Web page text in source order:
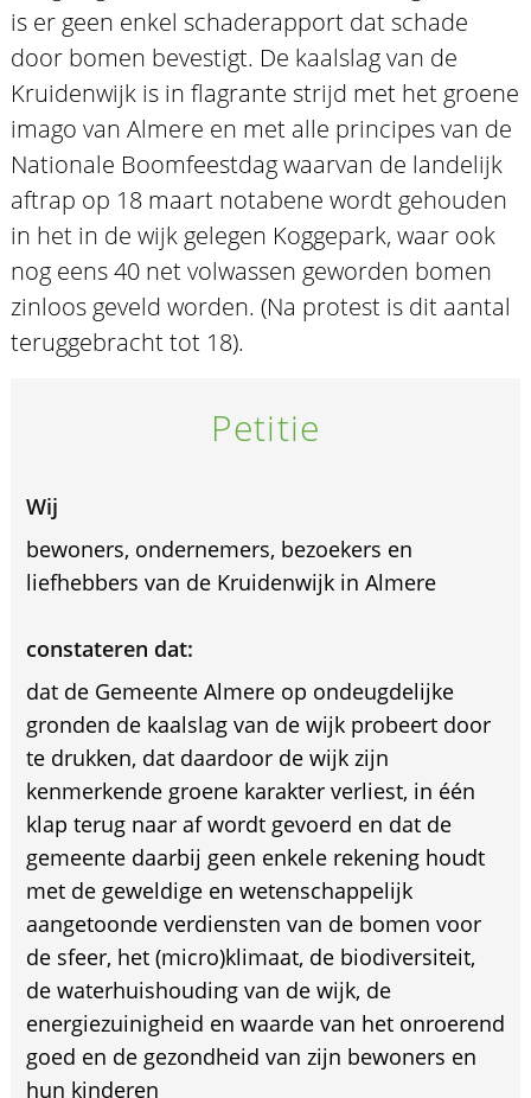
is er geen enkel schaderapport dat schade
door bomen bevestigt. De kaalslag van de
Kruidenwijk is in flagrante strijd met het groene
imago van Almere en met alle principes van de
Nationale Boomfeestdag waarvan de landelijk
aftrap op 18 maart notabene wordt gehouden
in het in de wijk gelegen Koggepark, waar ook
nog eens 40 net volwassen geworden bomen
zinloos geveld worden. (Na protest is dit aantal
teruggebracht tot 18).
Petitie
Wij
bewoners, ondernemers, bezoekers en
liefhebbers van de Kruidenwijk in Almere
constateren dat:
dat de Gemeente Almere op ondeugdelijke
gronden de kaalslag van de wijk probeert door
te drukken, dat daardoor de wijk zijn
kenmerkende groene karakter verliest, in één
klap terug naar af wordt gevoerd en dat de
gemeente daarbij geen enkele rekening houdt
met de geweldige en wetenschappelijk
aangetoonde verdiensten van de bomen voor
de sfeer, het (micro)klimaat, de biodiversiteit,
de waterhuishouding van de wijk, de
energiezuinigheid en waarde van het onroerend
goed en de gezondheid van zijn bewoners en
hun kinderen